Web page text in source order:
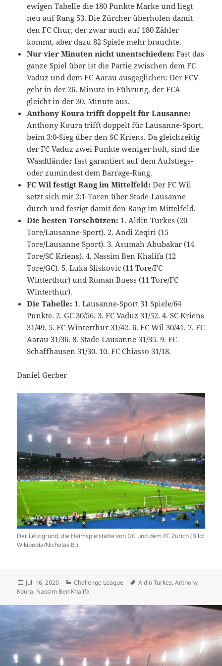
ewigen Tabelle die 180 Punkte Marke und liegt
neu auf Rang 53. Die Zürcher überholen damit
den FC Chur, der zwar auch auf 180 Zähler
kommt, aber dazu 82 Spiele mehr brauchte.
Nur vier Minuten nicht unentschieden: Fast das
ganze Spiel über ist die Partie zwischen dem FC
Vaduz und dem FC Aarau ausgeglichen: Der FCV
geht in der 26. Minute in Führung, der FCA
gleicht in der 30. Minute aus.
Anthony Koura trifft doppelt für Lausanne:
Anthony Koura trifft doppelt für Lausanne-Sport,
beim 3:0-Sieg über den SC Kriens. Da gleichzeitig
der FC Vaduz zwei Punkte weniger holt, sind die
Waadtländer fast garantiert auf dem Aufstiegs-
oder zumindest dem Barrage-Rang.
FC Wil festigt Rang im Mittelfeld: Der FC Wil
setzt sich mit 2:1-Toren über Stade-Lausanne
durch und festigt damit den Rang im Mittelfeld.
Die besten Torschützen: 1. Aldin Turkes (20
Tore/Lausanne-Sport). 2. Andi Zeqiri (15
Tore/Lausanne Sport). 3. Asumah Abubakar (14
Tore/SC Kriens). 4. Nassim Ben Khalifa (12
Tore/GC). 5. Luka Sliskovic (11 Tore/FC
Winterthur) und Roman Buess (11 Tore/FC
Winterthur).
Die Tabelle: 1. Lausanne-Sport 31 Spiele/64
Punkte. 2. GC 30/56. 3. FC Vaduz 31/52. 4. SC Kriens
31/49. 5. FC Winterthur 31/42. 6. FC Wil 30/41. 7. FC
Aarau 31/36. 8. Stade-Lausanne 31/35. 9. FC
Schaffhausen 31/30. 10. FC Chiasso 31/18.
Daniel Gerber
Der Letzigrund, die Heimspielstätte von GC und dem FC Zürich (Bild:
Wikipedia/Nicholas B.).
Veröffentlicht
am
Juli 16, 2020 Kategorien
Challenge League Schlagwörter
Aldin Turkes,Anthony
Koura, Nassim Ben Khalifa